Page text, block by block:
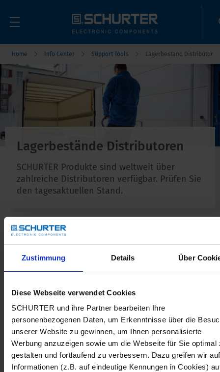
Zustimmung Details Über
Diese Webseite verwendet Cookies
SCHURTER und ihre Partner bearbeiten Ihre
personenbezogenen Daten, um Erkenntnisse über die
unserer Website zu gewinnen, um Ihnen personalisierte
Werbung anzuzeigen sowie um die Webseite für Sie optimal
gestalten und fortlaufend zu verbessern. Dazu greifen wir auf
Informationen (z.B. auf eindeutige Kennungen in Cookies)
Home Info Center Support Tools Lagerbestand Distributor
Lagerbestände Distributoren
SCHURTER Produkte sind weltweit über
zahlreiche Distributoren verfügbar. Prüfen Sie
den tagesaktuellen Stand.